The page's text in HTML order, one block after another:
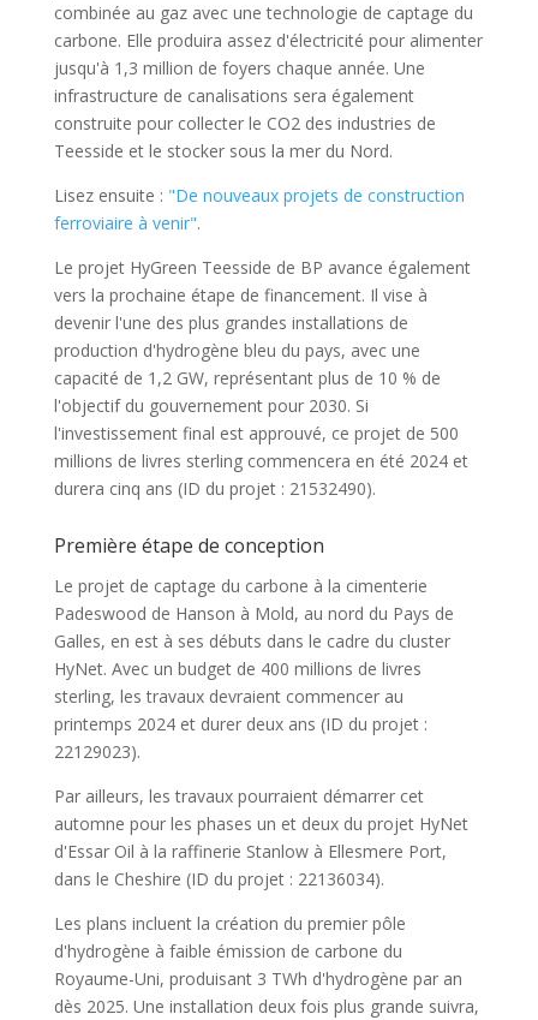
combinée au gaz avec une technologie de captage du
carbone. Elle produira assez d'électricité pour alimenter
jusqu'à 1,3 million de foyers chaque année. Une
infrastructure de canalisations sera également
construite pour collecter le CO2 des industries de
Teesside et le stocker sous la mer du Nord.
Lisez ensuite : "De nouveaux projets de construction
ferroviaire à venir".
Le projet HyGreen Teesside de BP avance également
vers la prochaine étape de financement. Il vise à
devenir l'une des plus grandes installations de
production d'hydrogène bleu du pays, avec une
capacité de 1,2 GW, représentant plus de 10 % de
l'objectif du gouvernement pour 2030. Si
l'investissement final est approuvé, ce projet de 500
millions de livres sterling commencera en été 2024 et
durera cinq ans (ID du projet : 21532490).
Première étape de conception
Le projet de captage du carbone à la cimenterie
Padeswood de Hanson à Mold, au nord du Pays de
Galles, en est à ses débuts dans le cadre du cluster
HyNet. Avec un budget de 400 millions de livres
sterling, les travaux devraient commencer au
printemps 2024 et durer deux ans (ID du projet :
22129023).
Par ailleurs, les travaux pourraient démarrer cet
automne pour les phases un et deux du projet HyNet
d'Essar Oil à la raffinerie Stanlow à Ellesmere Port,
dans le Cheshire (ID du projet : 22136034).
Les plans incluent la création du premier pôle
d'hydrogène à faible émission de carbone du
Royaume-Uni, produisant 3 TWh d'hydrogène par an
dès 2025. Une installation deux fois plus grande suivra,